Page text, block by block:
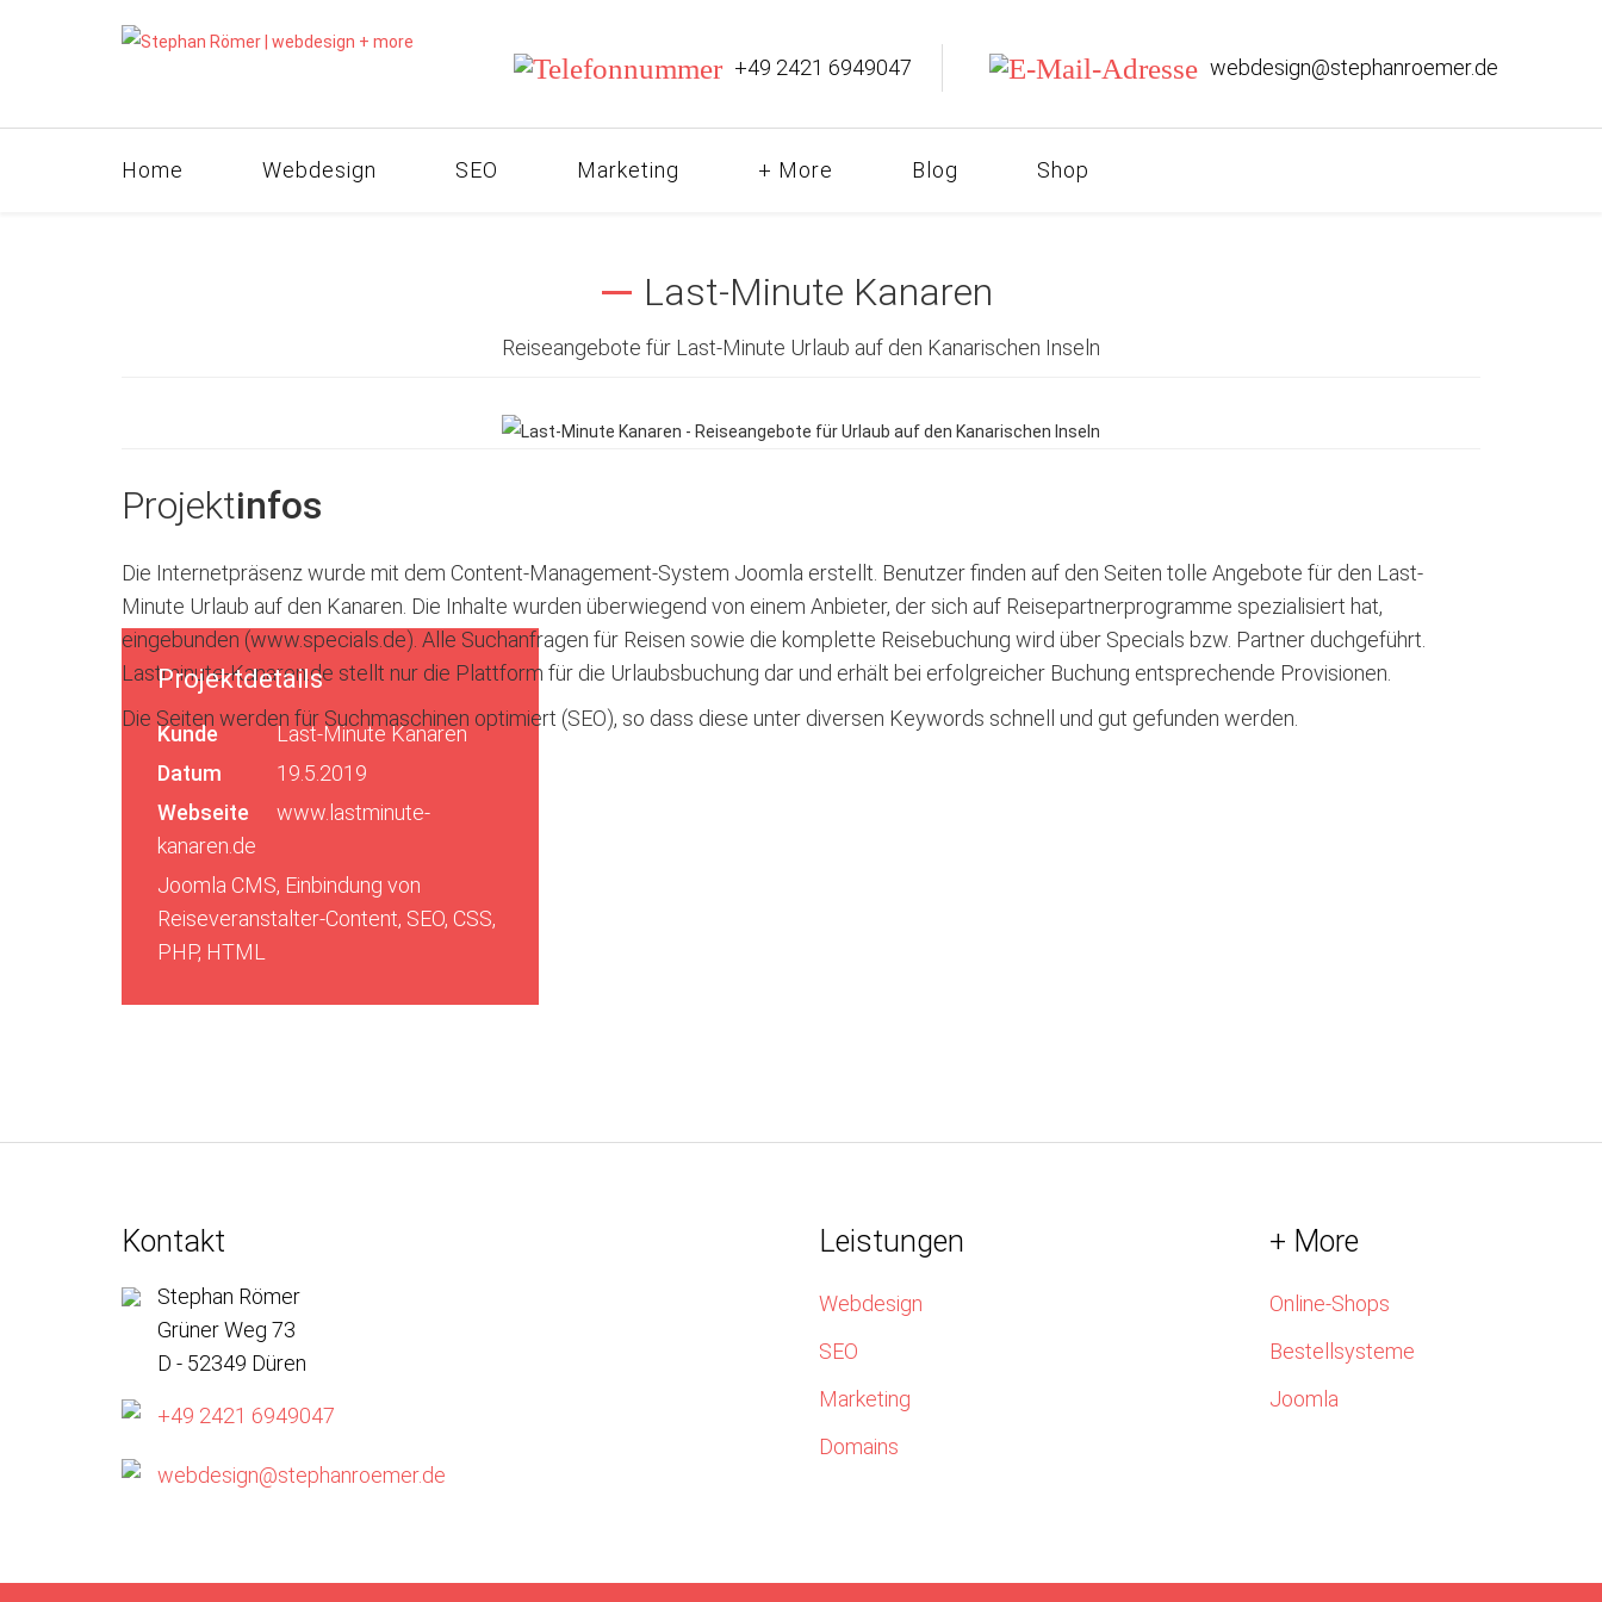
+49 2421 6949047 webdesign@stephanroemer.de
Home Webdesign SEO Marketing + More Blog Shop
Last-Minute Kanaren
Reiseangebote für Last-Minute Urlaub auf den Kanarischen Inseln
Projektinfos
Die Internetpräsenz wurde mit dem Content-Management-System Joomla erstellt. Benutzer finden auf den Seiten tolle Angebote für den Last-
Minute Urlaub auf den Kanaren. Die Inhalte wurden überwiegend von einem Anbieter, der sich auf Reisepartnerprogramme spezialisiert hat,
eingebunden (www.specials.de). Alle Suchanfragen für Reisen sowie die komplette Reisebuchung wird über Specials bzw. Partner duchgeführt.
Lastminute-Kanaren.de stellt nur die Plattform für die Urlaubsbuchung dar und erhält bei erfolgreicher Buchung entsprechende Provisionen.
Die Seiten werden für Suchmaschinen optimiert (SEO), so dass diese unter diversen Keywords schnell und gut gefunden werden.
Projektdetails
Kunde
Last-Minute Kanaren
Datum
19.5.2019
Webseite
www.lastminute-
kanaren.de
Joomla CMS, Einbindung von
Reiseveranstalter-Content, SEO, CSS,
PHP, HTML
Kontakt
Stephan Römer
Grüner Weg 73
D - 52349 Düren
+49 2421 6949047
webdesign@stephanroemer.de
Leistungen
Webdesign
SEO
Marketing
Domains
+ More
Online-Shops
Bestellsysteme
Joomla